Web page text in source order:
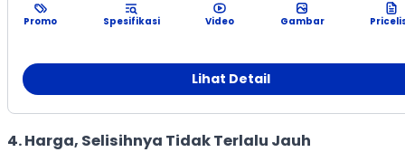
Promo Spesifikasi Video Gambar
Lihat Detail
4. Harga, Selisihnya Tidak Terlalu Jauh